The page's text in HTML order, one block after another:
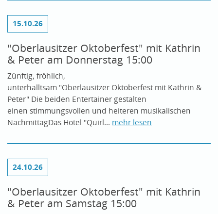
15.10.26
"Oberlausitzer Oktoberfest" mit Kathrin
& Peter am Donnerstag 15:00
Zünftig, fröhlich,
unterhalltsam "Oberlausitzer Oktoberfest mit Kathrin &
Peter" Die beiden Entertainer gestalten
einen stimmungsvollen und heiteren musikalischen
NachmittagDas Hotel "Quirl... mehr lesen
24.10.26
"Oberlausitzer Oktoberfest" mit Kathrin
& Peter am Samstag 15:00